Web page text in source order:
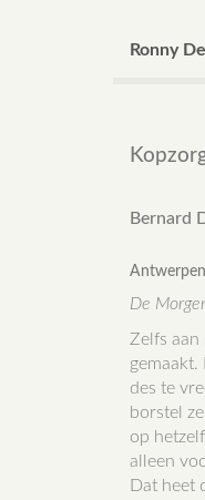
Ronny
Bernard
De
Zelfs aan
des te
borstel
op
alleen
Dat heet